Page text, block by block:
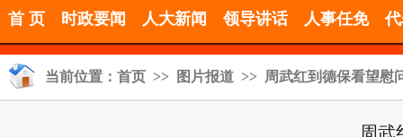
首 页 时政要闻 人大新闻 领导讲话 人事任免
当前位置： 首页 >> 图片报道 >> 周武红到德保看望慰
周武